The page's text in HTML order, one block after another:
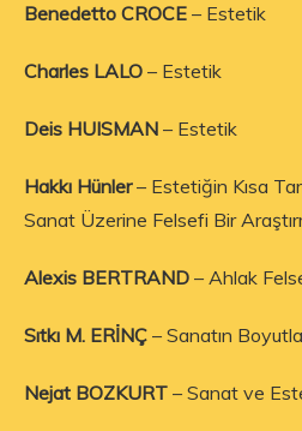
Benedetto CROCE– Estetik
Charles LALO– Estetik
Deis HUISMAN– Estetik
Hakkı Hünler– Estetiğin Kısa
Sanat Üzerine Felsefi Bir
Alexis BERTRAND– Ahlak
Sıtkı M. ERİNÇ – Sanatın
Nejat BOZKURT– Sanat ve